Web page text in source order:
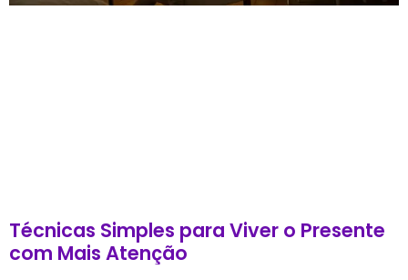
Técnicas Simples para Viver o Presente
com Mais Atenção